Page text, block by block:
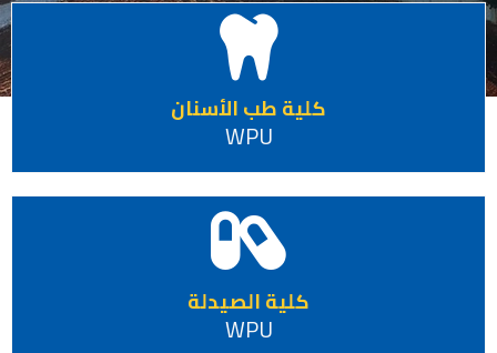
كلية طب الأسنان
WPU
كلية الصيدلة
WPU